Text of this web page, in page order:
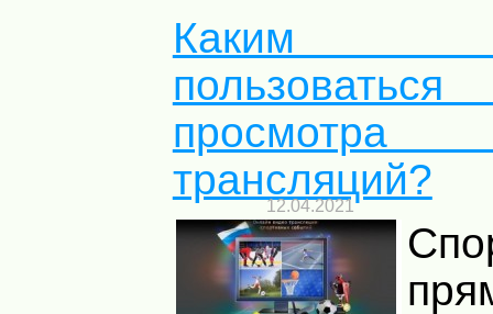
Каким
просмотра
трансляций?
12.04.2021